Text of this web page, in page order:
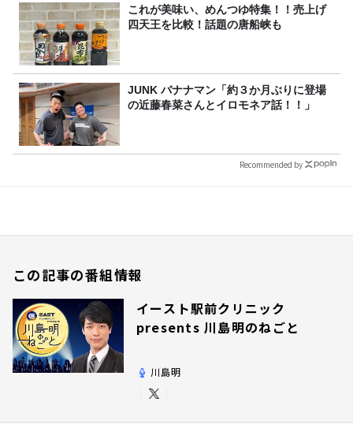
これが美味い、めんつゆ特集！！売上げ
四天王を比較！話題の唐船峡も
JUNK バナナマン「約３か月ぶりに登場
の近藤春菜さんとイロモネア話！！」
Recommended by
この記事の番組情報
イースト駅前クリニック
presents 川島明のねごと
川島明